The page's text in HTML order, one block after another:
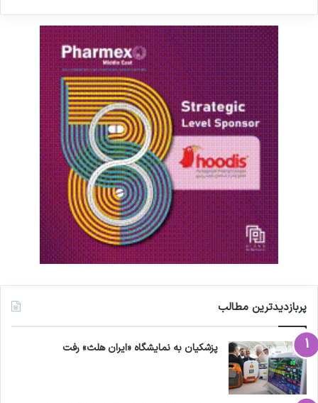
پربازدیدترین مطالب
پزشکیان به نمایشگاه «ایران هلث» رفت